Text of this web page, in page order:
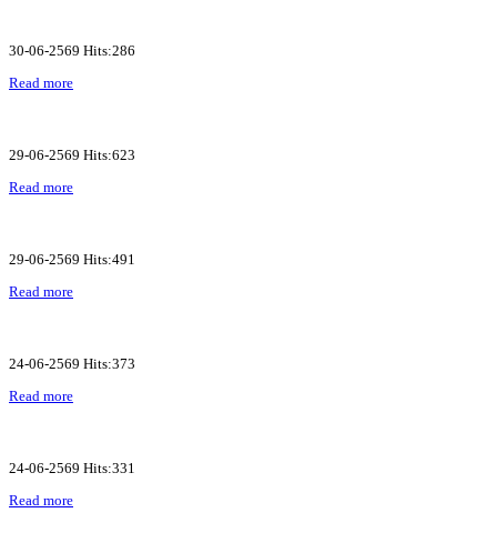
30-06-2569 Hits:286
Read more
29-06-2569 Hits:623
Read more
29-06-2569 Hits:491
Read more
24-06-2569 Hits:373
Read more
24-06-2569 Hits:331
Read more